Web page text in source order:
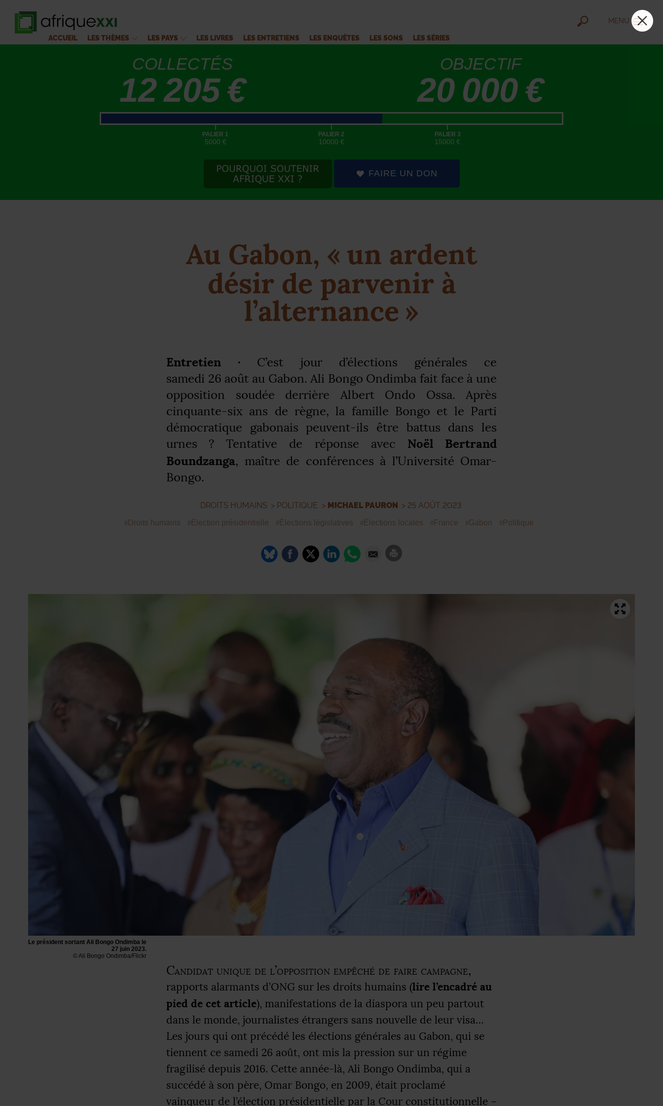
MENU
ACCUEIL LES THÈMES LES PAYS LES LIVRES LES ENTRETIENS LES ENQUÊTES LES SONS LES SÉRIES
COLLECTÉS
12 205 €
OBJECTIF
20 000 €
|
PALIER 1
5000 €
|
PALIER 2
10000 €
|
PALIER 3
15000 €
FAIRE UN DON
Au Gabon, « un ardent
désir de parvenir à
l’alternance »
Entretien · C’est jour d’élections générales ce
samedi 26 août au Gabon. Ali Bongo Ondimba fait face à une
opposition soudée derrière Albert Ondo Ossa. Après
cinquante-six ans de règne, la famille Bongo et le Parti
démocratique gabonais peuvent-ils être battus dans les
urnes
? Tentative de réponse avec Noël Bertrand
Boundzanga, maître de conférences à l’Université Omar-
Bongo.
DROITS HUMAINS > POLITIQUE > MICHAEL PAURON > 25 AOÛT 2023
Droits humains Élection présidentielle Élections législatives Élections locales France Gabon Politique
Le président sortant Ali Bongo Ondimba le
27 juin 2023.
© Ali Bongo Ondimba/Flickr
Candidat unique de l’opposition empêché de faire campagne,
rapports alarmants d’ONG sur les droits humains (lire l’encadré au
pied de cet article), manifestations de la diaspora un peu partout
dans le monde, journalistes étrangers sans nouvelle de leur visa…
Les jours qui ont précédé les élections générales au Gabon, qui se
tiennent ce samedi 26 août, ont mis la pression sur un régime
fragilisé depuis 2016. Cette année-là, Ali Bongo Ondimba, qui a
succédé à son père, Omar Bongo, en 2009, était proclamé
vainqueur de l’élection présidentielle par la Cour constitutionnelle –